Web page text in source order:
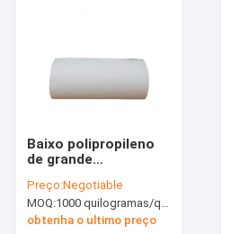
Baixo polipropileno
de grande
de filtro de Hepa da
resistência
Preço:Negotiable
MOQ:1000 quilogramas/quilogramas (Mínimo Ordem)
obtenha o ultimo preço